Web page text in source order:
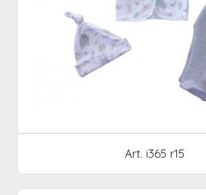
Art. i365 r15